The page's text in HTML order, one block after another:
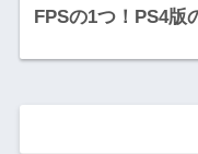
FPSの1つ！PS4版